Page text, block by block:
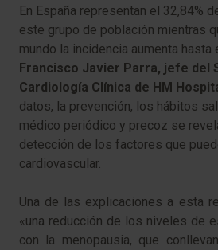
​En España representan el 32,84%
este grupo de población mientras
mundo la incidencia aumenta hasta
Francisco Javier Parra, jefe del
Cardiología Clínica de HM
datos, la prevención, los hábitos
médico periódico y precoz se
detección de los factores que
cardiovascular.
Una de las explicaciones a esta
«una reducción de los niveles de
con la menopausia, que